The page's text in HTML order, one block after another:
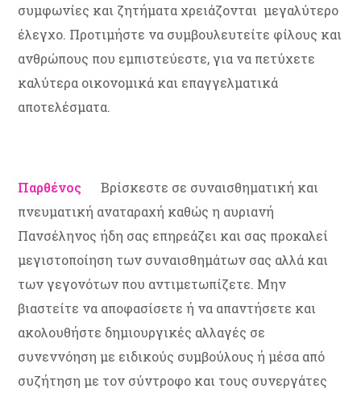
συμφωνίες και ζητήματα χρειάζονται μεγαλύτερο
έλεγχο. Προτιμήστε να συμβουλευτείτε φίλους και
ανθρώπους που εμπιστεύεστε, για να πετύχετε
καλύτερα οικονομικά και επαγγελματικά
αποτελέσματα.
Παρθένος Βρίσκεστε σε συναισθηματική και
πνευματική αναταραχή καθώς η αυριανή
Πανσέληνος ήδη σας επηρεάζει και σας προκαλεί
μεγιστοποίηση των συναισθημάτων σας αλλά και
των γεγονότων που αντιμετωπίζετε. Μην
βιαστείτε να αποφασίσετε ή να απαντήσετε και
ακολουθήστε δημιουργικές αλλαγές σε
συνεννόηση με ειδικούς συμβούλους ή μέσα από
συζήτηση με τον σύντροφο και τους συνεργάτες